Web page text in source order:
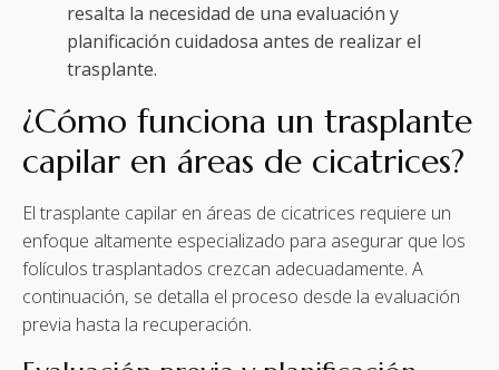
resalta la necesidad de una evaluación y
planificación cuidadosa antes de realizar el
trasplante.
¿Cómo funciona un trasplante
capilar en áreas de cicatrices?
El trasplante capilar en áreas de cicatrices requiere un
enfoque altamente especializado para asegurar que los
folículos trasplantados crezcan adecuadamente. A
continuación, se detalla el proceso desde la evaluación
previa hasta la recuperación.